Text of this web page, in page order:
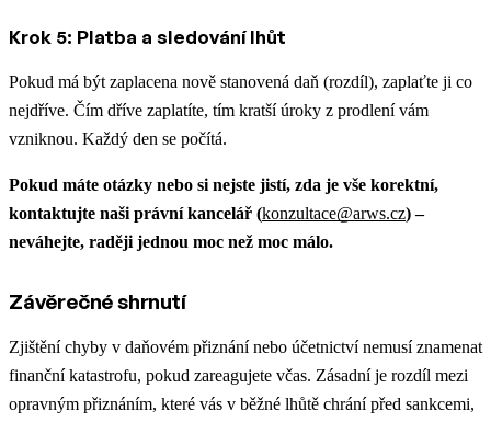
Krok 5: Platba a sledování lhůt
Pokud má být zaplacena nově stanovená daň (rozdíl), zaplaťte ji co
nejdříve. Čím dříve zaplatíte, tím kratší úroky z prodlení vám
vzniknou. Každý den se počítá.
Pokud máte otázky nebo si nejste jistí, zda je vše korektní,
kontaktujte naši právní kancelář (konzultace@arws.cz) –
neváhejte, raději jednou moc než moc málo.
Závěrečné shrnutí
Zjištění chyby v daňovém přiznání nebo účetnictví nemusí znamenat
finanční katastrofu, pokud zareagujete včas. Zásadní je rozdíl mezi
opravným přiznáním, které vás v běžné lhůtě chrání před sankcemi,